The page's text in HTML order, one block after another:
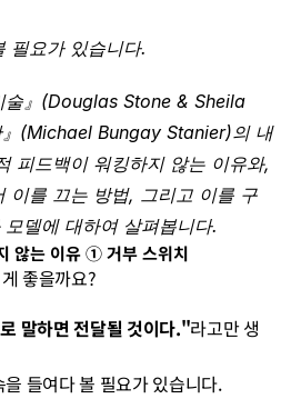
필요가 있습니다.
술』(Douglas Stone & Sheila
(Michael Bungay Stanier)의 내
피드백이 워킹하지 않는 이유와,
이를 끄는 방법, 그리고 이를 구
델에 대하여 살펴봅니다.
않는 이유 ① 거부 스위치
좋을까요?
말하면 전달될 것이다."라고만 생
들여다 볼 필요가 있습니다.